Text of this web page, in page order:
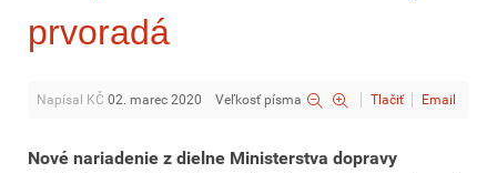
prvoradá
Napísal KČ 02. marec 2020 Veľkosť písma Tlačiť Email
Nové nariadenie z dielne Ministerstva dopravy